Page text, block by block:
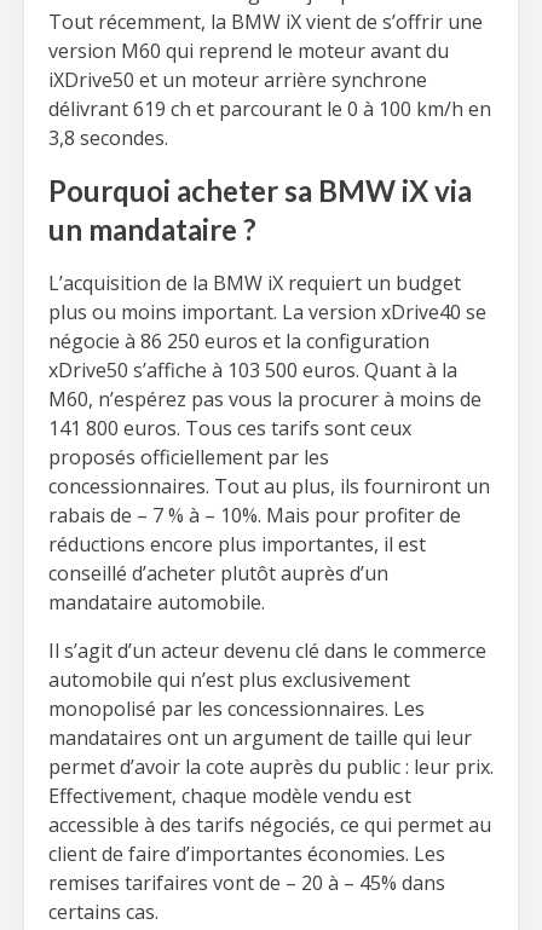
Tout récemment, la BMW iX vient de s’offrir une
version M60 qui reprend le moteur avant du
iXDrive50 et un moteur arrière synchrone
délivrant 619 ch et parcourant le 0 à 100 km/h en
3,8 secondes.
Pourquoi acheter sa BMW iX via
un mandataire ?
L’acquisition de la BMW iX requiert un budget
plus ou moins important. La version xDrive40 se
négocie à 86 250 euros et la configuration
xDrive50 s’affiche à 103 500 euros. Quant à la
M60, n’espérez pas vous la procurer à moins de
141 800 euros. Tous ces tarifs sont ceux
proposés officiellement par les
concessionnaires. Tout au plus, ils fourniront un
rabais de – 7 % à – 10%. Mais pour profiter de
réductions encore plus importantes, il est
conseillé d’acheter plutôt auprès d’un
mandataire automobile.
Il s’agit d’un acteur devenu clé dans le commerce
automobile qui n’est plus exclusivement
monopolisé par les concessionnaires. Les
mandataires ont un argument de taille qui leur
permet d’avoir la cote auprès du public : leur prix.
Effectivement, chaque modèle vendu est
accessible à des tarifs négociés, ce qui permet au
client de faire d’importantes économies. Les
remises tarifaires vont de – 20 à – 45% dans
certains cas.